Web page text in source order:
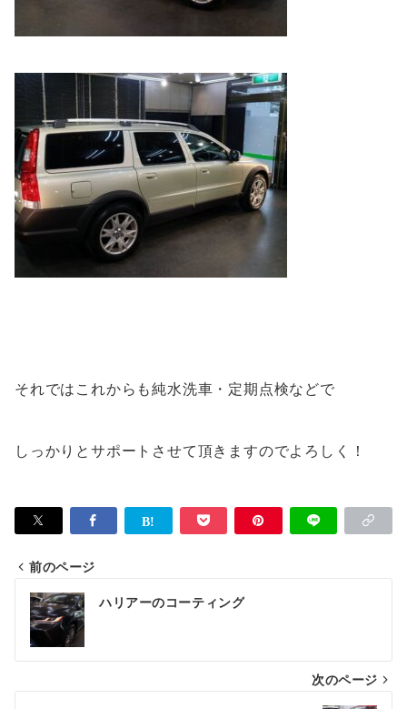
それではこれからも純水洗車・定期点検などで
しっかりとサポートさせて頂きますのでよろしく！
投
稿
ナ
ビ
前のページ
ハリアーのコーティング
次のページ